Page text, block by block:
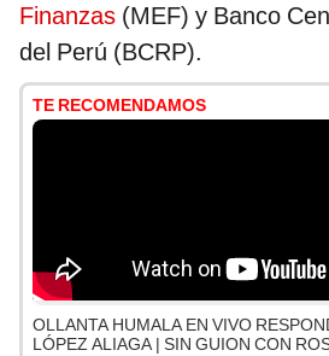
Finanzas (MEF) y Banco
del Perú (BCRP).
TE RECOMENDAMOS
OLLANTA HUMALA EN VIVO
LÓPEZ ALIAGA | SIN GUION CON